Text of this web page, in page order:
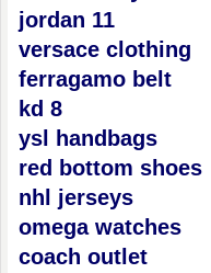
jordan 11
versace clothing
ferragamo belt
kd 8
ysl handbags
red bottom shoes
nhl jerseys
omega watches
coach outlet